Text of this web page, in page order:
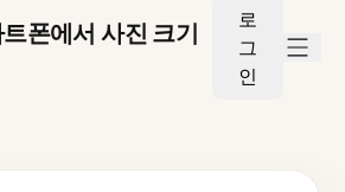
폰에서 사진 크기
로
그
인